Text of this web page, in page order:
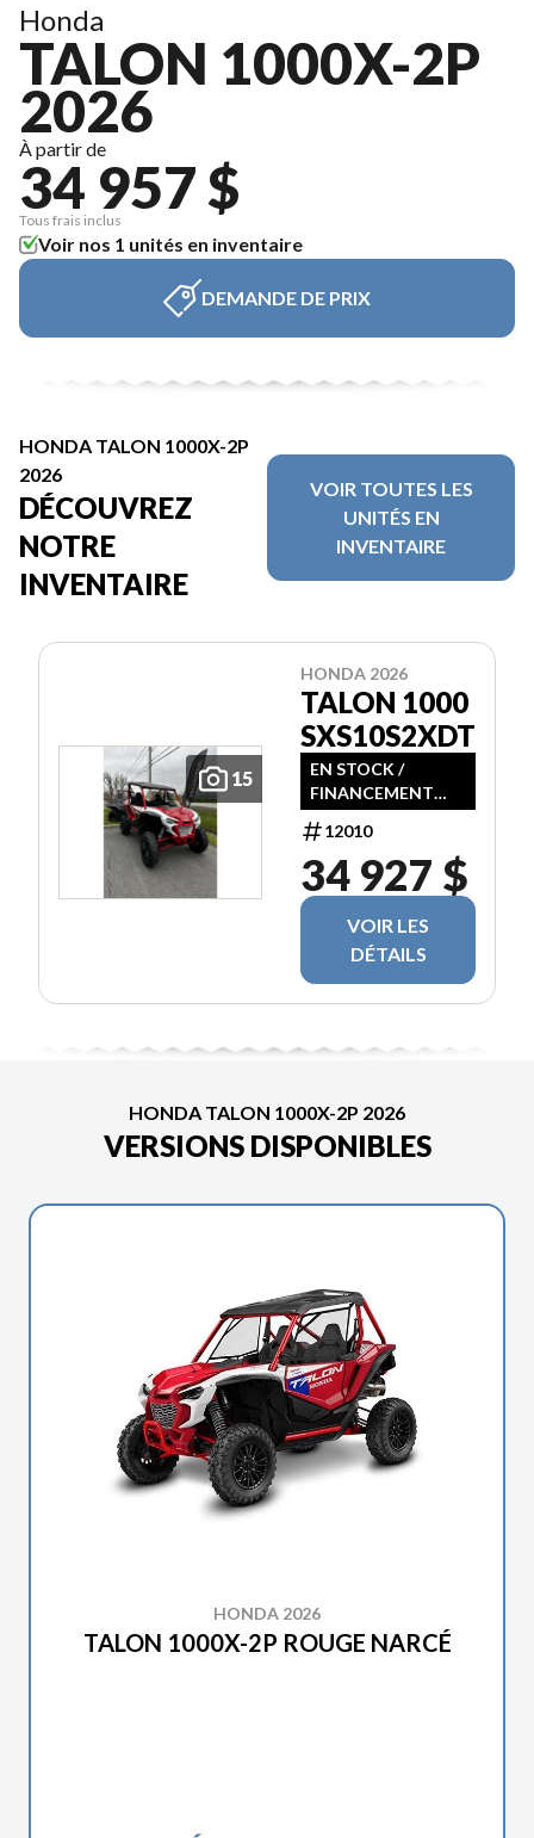
Honda
TALON 1000X-2P
2026
À partir de
34 957 $
Tous frais inclus
Voir nos 1 unités en inventaire
DEMANDE DE PRIX
HONDA TALON 1000X-2P
2026
DÉCOUVREZ
NOTRE
INVENTAIRE
VOIR TOUTES LES
UNITÉS EN
INVENTAIRE
15
HONDA 2026
TALON 1000
SXS10S2XDT
EN STOCK /
FINANCEMENT
DISPONIBLE
12010
34 927 $
VOIR LES
DÉTAILS
HONDA TALON 1000X-2P 2026
VERSIONS DISPONIBLES
HONDA 2026
TALON 1000X-2P ROUGE NARCÉ